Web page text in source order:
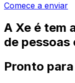
Comece a enviar
A Xe é tem
de pessoas
Pronto